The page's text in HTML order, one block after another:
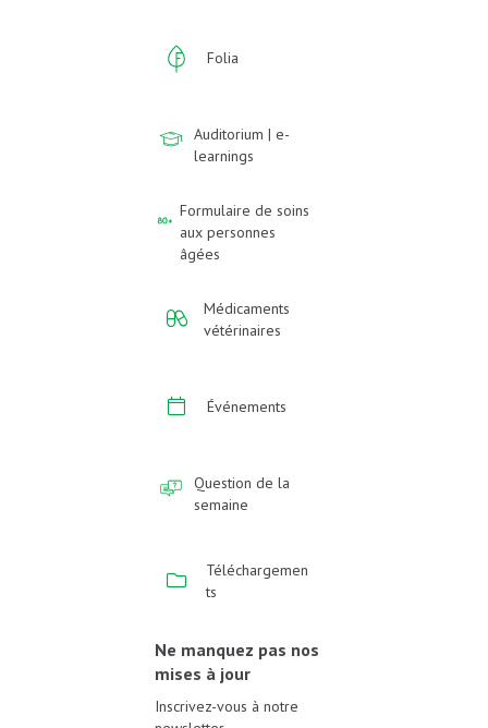
Folia
Auditorium | e-
learnings
Formulaire de soins
aux personnes
âgées
Médicaments
vétérinaires
Événements
Question de la
semaine
Téléchargemen
ts
Ne manquez pas nos
mises à jour
Inscrivez-vous à notre